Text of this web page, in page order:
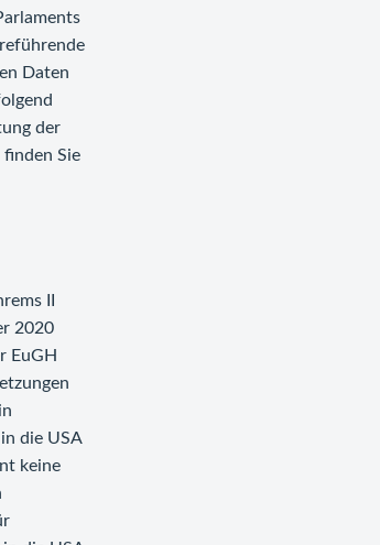
Daten
der
finden Sie
II
2020
EuGH
die USA
keine